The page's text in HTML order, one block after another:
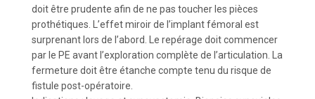
doit être prudente afin de ne pas toucher les pièces
prothétiques. L’effet miroir de l’implant fémoral est
surprenant lors de l’abord. Le repérage doit commencer
par le PE avant l’exploration complète de l’articulation. La
fermeture doit être étanche compte tenu du risque de
fistule post-opératoire.